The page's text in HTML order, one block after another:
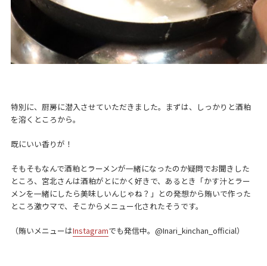
特別に、厨房に潜入させていただきました。まずは、しっかりと酒粕
を溶くところから。
既にいい香りが！
そもそもなんで酒粕とラーメンが一緒になったのか疑問でお聞きした
ところ、宮北さんは酒粕がとにかく好きで、あるとき「かす汁とラー
メンを一緒にしたら美味しいんじゃね？」との発想から賄いで作った
ところ激ウマで、そこからメニュー化されたそうです。
（賄いメニューはInstagramでも発信中。@Inari_kinchan_official）